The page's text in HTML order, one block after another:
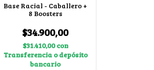
Base Racial - Caballero +
8 Boosters
$34.900,00
$31.410,00con
Transferencia o depósito
bancario